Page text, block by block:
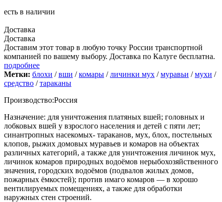
есть в наличии
Доставка
Доставка
Доставим этот товар в любую точку России транспортной
компанией по вашему выбору. Доставка по Калуге бесплатна.
подробнее
Метки: блохи /вши /комары /личинки мух /муравьи /мухи /
средство /тараканы
Производство:Россия
Назначение: для уничтожения платяных вшей; головных и
лобковых вшей у взрослого населения и детей с пяти лет;
синантропных насекомых- тараканов, мух, блох, постельных
клопов, рыжих домовых муравьев и комаров на объектах
различных категорий, а также для уничтожения личинок мух,
личинок комаров природных водоёмов нерыбохозяйственного
значения, городских водоёмов (подвалов жилых домов,
пожарных ёмкостей); против имаго комаров — в хорошо
вентилируемых помещениях, а также для обработки
наружных стен строений.